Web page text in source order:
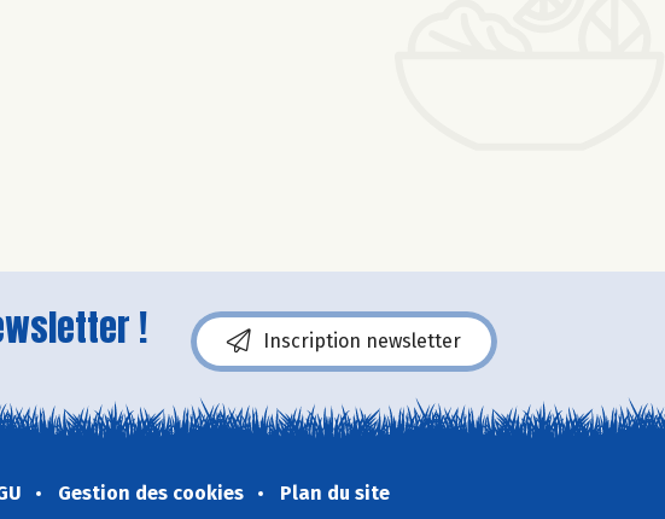
! Inscription newsletter
Gestion des cookies Plan du site